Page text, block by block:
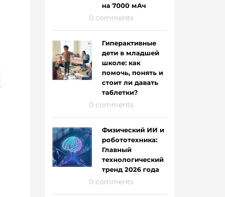
на 7000 мАч
0 comments
Гиперактивные
дети в младшей
школе: как
помочь, понять и
стоит ли давать
таблетки?
0 comments
Физический ИИ и
робототехника:
Главный
технологический
тренд 2026 года
0 comments